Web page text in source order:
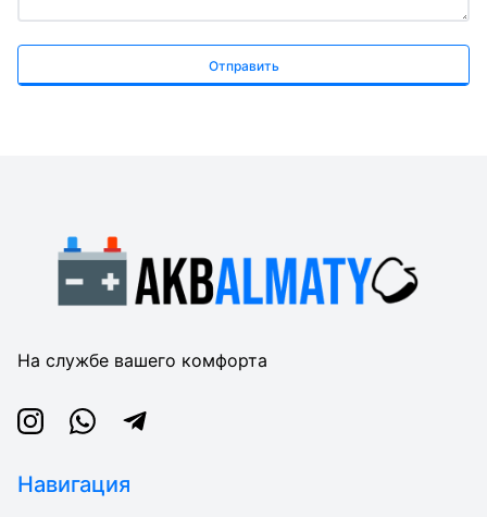
Отправить
На службе вашего комфорта
InstagramWhatsappTelegram
Навигация